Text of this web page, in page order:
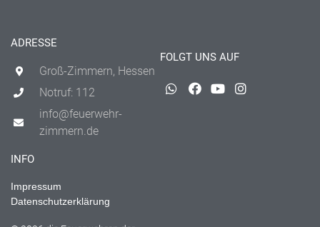
ADRESSE
Groß-Zimmern, Hessen
Notruf: 112
info@feuerwehr-
zimmern.de
FOLGT UNS AUF
INFO
Impressum
Datenschutzerklärung